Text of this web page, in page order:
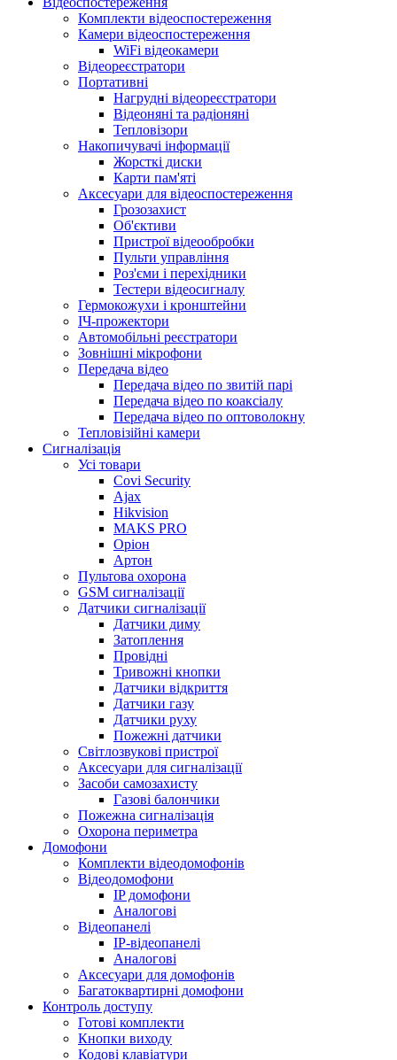
Комплекти відеоспостереження
Камери відеоспостереження
WiFi відеокамери
Відеореєстратори
Портативні
Нагрудні відеореєстратори
Відеоняні та радіоняні
Тепловізори
Накопичувачі інформації
Жорсткі диски
Карти пам'яті
Аксесуари для відеоспостереження
Грозозахист
Об'єктиви
Пристрої відеообробки
Пульти управління
Роз'єми і перехідники
Тестери відеосигналу
Гермокожухи і кронштейни
ІЧ-прожектори
Автомобільні реєстратори
Зовнішні мікрофони
Передача відео
Передача відео по звитій парі
Передача відео по коаксіалу
Передача відео по оптоволокну
Тепловізійні камери
Cигналізація
Усі товари
Covi Security
Ajax
Hikvision
MAKS PRO
Оріон
Артон
Пультова охорона
GSM сигналізації
Датчики сигналізації
Датчики диму
Затоплення
Провідні
Тривожні кнопки
Датчики відкриття
Датчики газу
Датчики руху
Пожежні датчики
Світлозвукові пристрої
Аксесуари для сигналізації
Засоби самозахисту
Газові балончики
Пожежна сигналізація
Охорона периметра
Домофони
Комплекти відеодомофонів
Відеодомофони
IP домофони
Аналогові
Відеопанелі
IP-відеопанелі
Аналогові
Аксесуари для домофонів
Багатоквартирні домофони
Контроль доступу
Готові комплекти
Кнопки виходу
Кодові клавіатури